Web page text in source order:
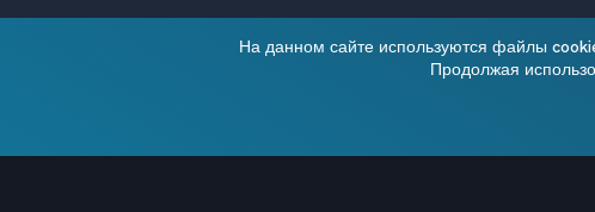
На данном сайте используются файлы
Продолжая